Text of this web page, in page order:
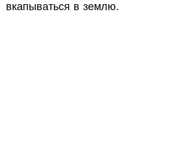
вкапываться в землю.